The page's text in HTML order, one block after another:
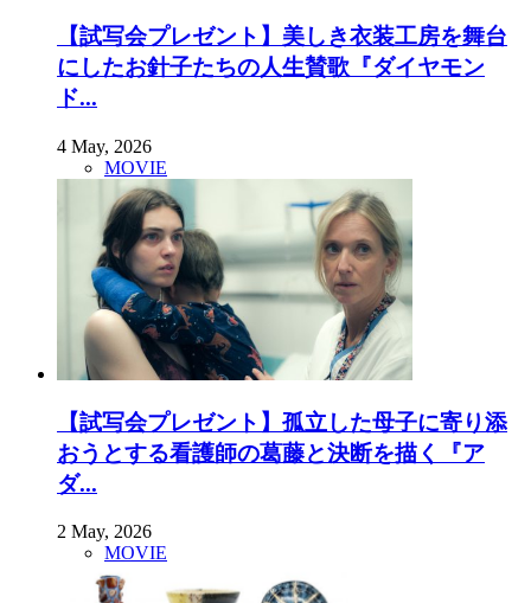
【試写会プレゼント】美しき衣装工房を舞台
にしたお針子たちの人生賛歌『ダイヤモン
ド...
4 May, 2026
MOVIE
【試写会プレゼント】孤立した母子に寄り添
おうとする看護師の葛藤と決断を描く『ア
ダ...
2 May, 2026
MOVIE